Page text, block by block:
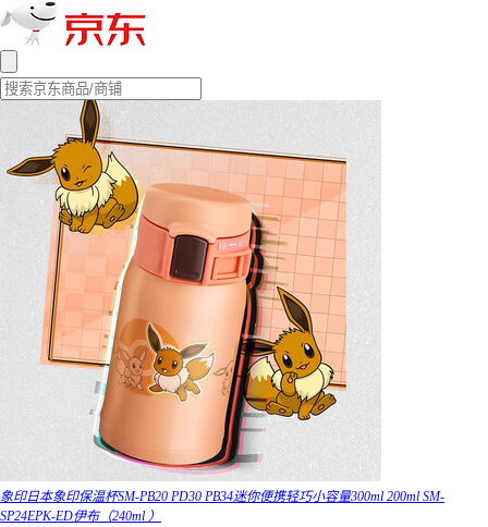
象印日本象印保温杯SM-PB20 PD30 PB34迷你便携轻巧小容量300ml 200ml SM-
SP24EPK-ED伊布（240ml ）